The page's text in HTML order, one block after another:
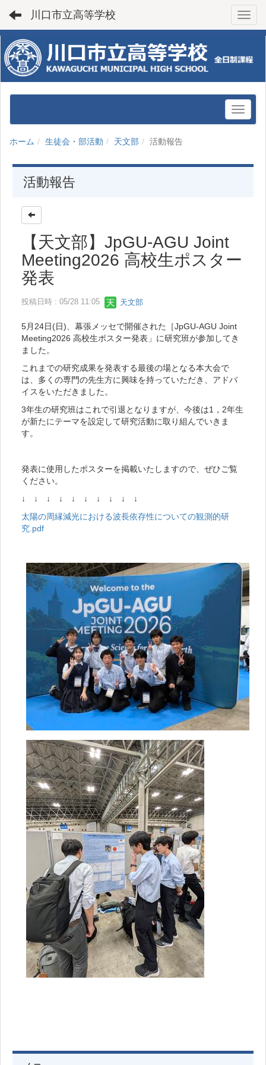
川口市立高等学校
ホーム 生徒会・部活動 天文部 活動報告
活動報告
【天文部】JpGU-AGU Joint
Meeting2026 高校生ポスター
発表
投稿日時 : 05/28 11:05 天文部
5月24日(日)、幕張メッセで開催された［JpGU-AGU Joint
Meeting2026 高校生ポスター発表」に研究班が参加してき
ました。
これまでの研究成果を発表する最後の場となる本大会で
は、多くの専門の先生方に興味を持っていただき、アドバ
イスをいただきました。
3年生の研究班はこれで引退となりますが、今後は1，2年生
が新たにテーマを設定して研究活動に取り組んでいきま
す。
発表に使用したポスターを掲載いたしますので、ぜひご覧
ください。
↓ ↓ ↓ ↓ ↓ ↓ ↓ ↓ ↓ ↓
太陽の周縁減光における波長依存性についての観測的研
究.pdf